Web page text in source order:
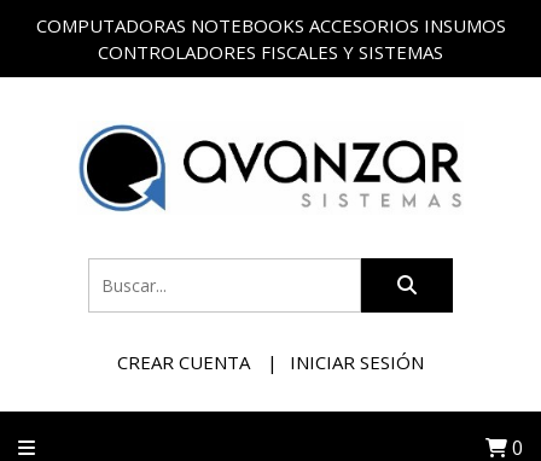
COMPUTADORAS NOTEBOOKS ACCESORIOS INSUMOS
CONTROLADORES FISCALES Y SISTEMAS
CREAR CUENTA INICIAR SESIÓN
0